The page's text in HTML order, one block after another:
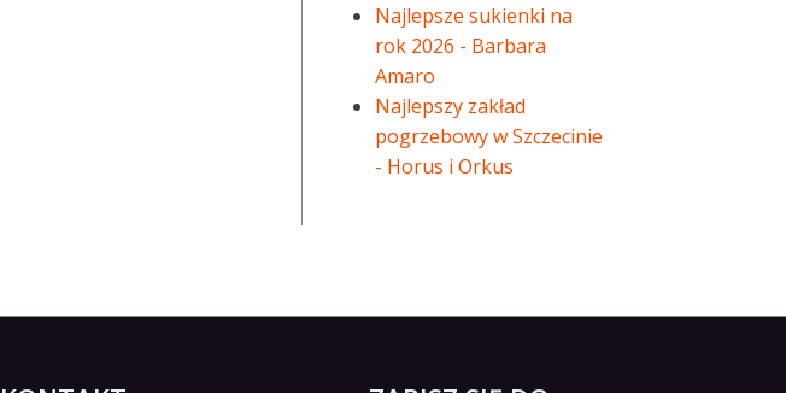
Najlepsze sukienki na
rok 2026 - Barbara
Amaro
Najlepszy zakład
pogrzebowy w Szczecinie
- Horus i Orkus